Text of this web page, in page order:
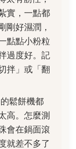
實，一點都
剛好濕潤，
點點小粉粒
過度好。記
拌」或「翻
鬆餅機都
高。怎麼測
會在鍋面滾
就差不多了